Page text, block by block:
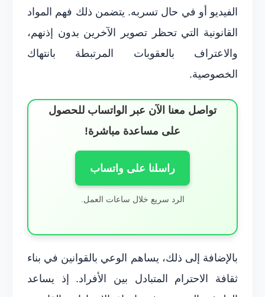
الفيديو أو في حال تسربه. يتضمن ذلك فهم المواد
القانونية التي تحظر تصوير الآخرين بدون إذنهم،
والاعتراف بالعقوبات المرتبطة بانتهاك
الخصوصية.
تواصل معنا الآن عبر الواتساب للحصول
على مساعدة مباشرة!
راسلنا على واتساب
الرد سريع خلال ساعات العمل.
بالإضافة إلى ذلك، يساهم الوعي بالقوانين في بناء
ثقافة الاحترام المتبادل بين الأفراد. إذ يساعد